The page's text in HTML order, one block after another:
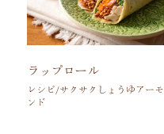
ラップロール
レシピ/サクサクしょうゆアーモ
ンド